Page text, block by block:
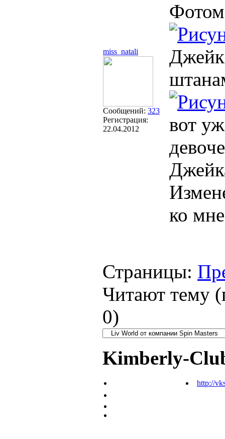
miss_natali
Сообщений: 323
Регистрация:
22.04.2012
Джейк
вот
ко
Страницы:
Читают тему
0)
Kimberly-
http://